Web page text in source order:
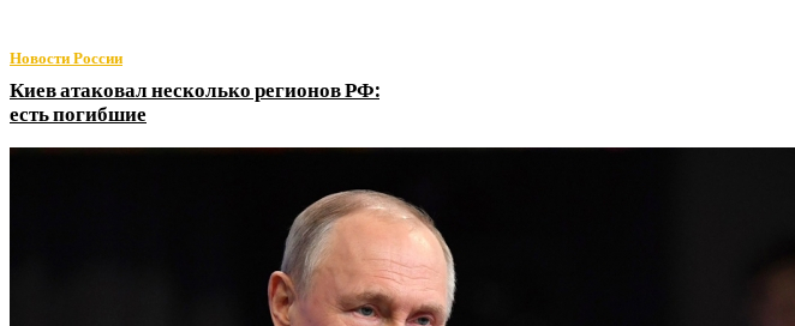
Новости России
Киев атаковал несколько регионов РФ:
есть погибшие